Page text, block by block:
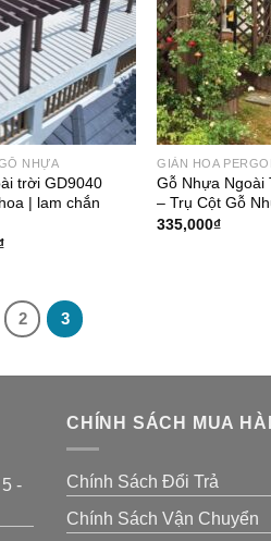
NHỰA
trời GD9040
| lam chắn
Giá
115,000₫.
GIÀN HOA
Gỗ Nhựa Ngoài
– Trụ Cột Gỗ
335,000₫
2 3
-
CHÍNH SÁCH MUA
Chính Sách Đổi Trả
Chính Sách Vận Chuyển